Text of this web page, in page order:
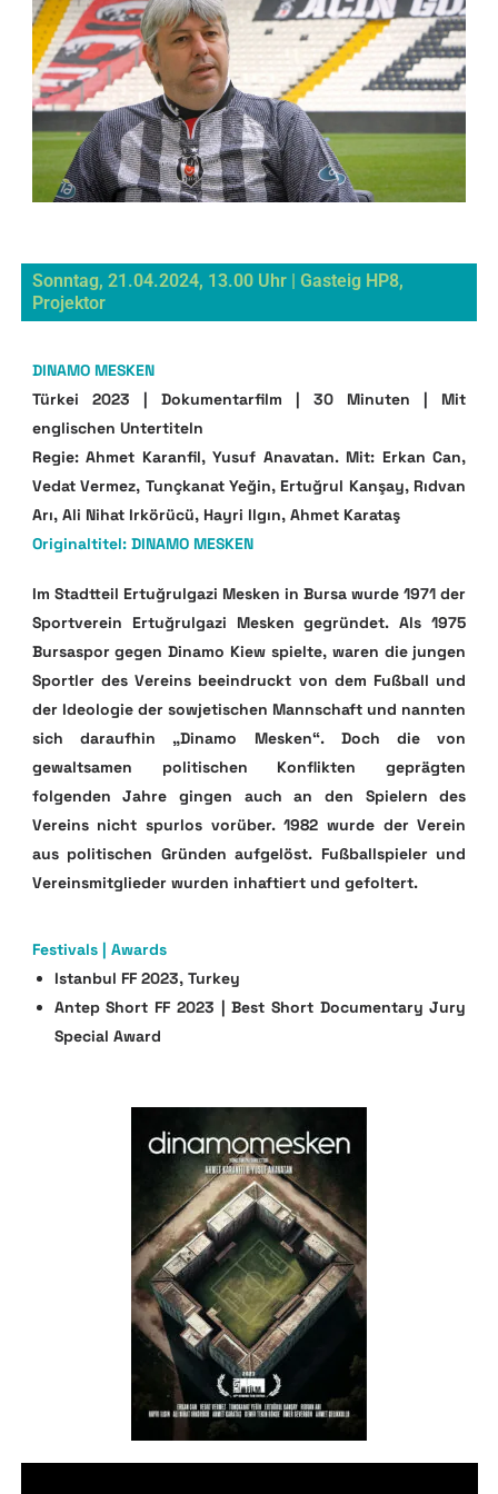
Sonntag, 21.04.2024, 13.00 Uhr | Gasteig HP8,
Projektor
DINAMO MESKEN
Türkei 2023 | Dokumentarfilm | 30 Minuten | Mit
englischen Untertiteln
Regie: Ahmet Karanfil, Yusuf Anavatan. Mit: Erkan Can,
Vedat Vermez, Tunçkanat Yeğin, Ertuğrul Kanşay, Rıdvan
Arı, Ali Nihat Irkörücü, Hayri Ilgın, Ahmet Karataş
Originaltitel: DINAMO MESKEN
Im Stadtteil Ertuğrulgazi Mesken in Bursa wurde 1971 der
Sportverein Ertuğrulgazi Mesken gegründet. Als 1975
Bursaspor gegen Dinamo Kiew spielte, waren die jungen
Sportler des Vereins beeindruckt von dem Fußball und
der Ideologie der sowjetischen Mannschaft und nannten
sich daraufhin „Dinamo Mesken“. Doch die von
gewaltsamen politischen Konflikten geprägten
folgenden Jahre gingen auch an den Spielern des
Vereins nicht spurlos vorüber. 1982 wurde der Verein
aus politischen Gründen aufgelöst. Fußballspieler und
Vereinsmitglieder wurden inhaftiert und gefoltert.
Festivals | Awards
Istanbul FF 2023, Turkey
Antep Short FF 2023 | Best Short Documentary Jury
Special Award